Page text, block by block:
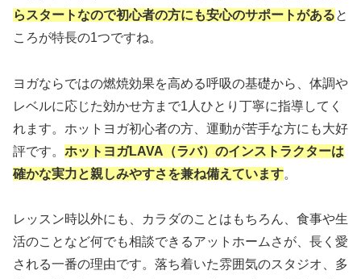
らスタートなので初心者の方にも安心のサポートがあると
ころが特長の1つですね。
ヨガならではの燃焼効果を高める呼吸の基礎から、体調や
レベルに応じた効かせ方まで1人ひとり丁寧に指導してく
れます。ホットヨガ初心者の方、運動が苦手な方にも大好
評です。 ホットヨガLAVA（ラバ）のインストラクターは
確かな実力と親しみやすさを兼ね備えています。
レッスン時以外にも、カラダのことはもちろん、食事や生
活のことなど何でも相談できるアットホームさが、長く愛
される一番の理由です。落ち着いた雰囲気のスタジオ、多